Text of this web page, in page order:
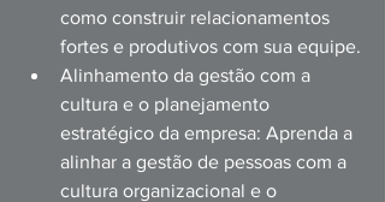
como construir relacionamentos
fortes e produtivos com sua equipe.
Alinhamento da gestão com a
cultura e o planejamento
estratégico da empresa: Aprenda a
alinhar a gestão de pessoas com a
cultura organizacional e o